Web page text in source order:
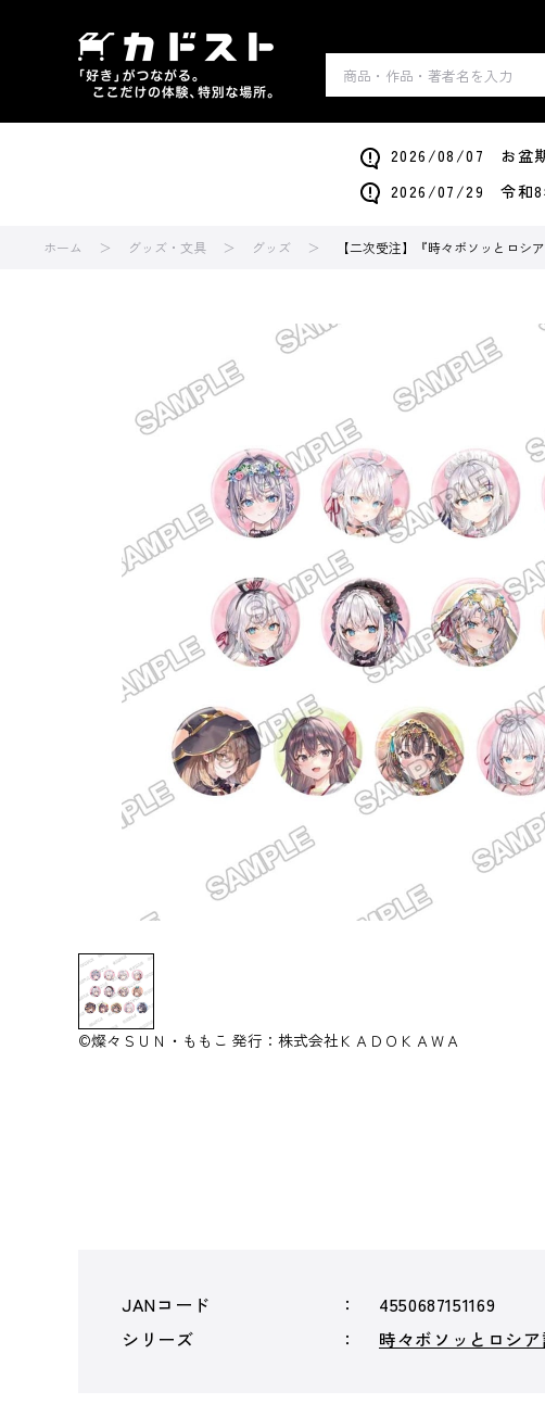
2026/08/07 お盆期
2026/07/29 令和8
ホーム グッズ・文具 グッズ 【二次受注】『時々ボソッとロシ
©燦々ＳＵＮ・ももこ 発行：株式会社ＫＡＤＯＫＡＷＡ
JANコード
4550687151169
シリーズ
時々ボソッとロシ